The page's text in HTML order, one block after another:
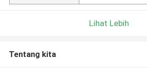
Lihat Lebih
Tentang kita